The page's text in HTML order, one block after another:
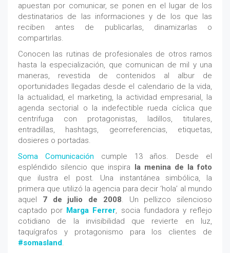
apuestan por comunicar, se ponen en el lugar de los
destinatarios de las informaciones y de los que las
reciben antes de publicarlas, dinamizarlas o
compartirlas.
Conocen las rutinas de profesionales de otros ramos
hasta la especialización, que comunican de mil y una
maneras, revestida de contenidos al albur de
oportunidades llegadas desde el calendario de la vida,
la actualidad, el marketing, la actividad empresarial, la
agenda sectorial o la indefectible rueda cíclica que
centrifuga con protagonistas, ladillos, titulares,
entradillas, hashtags, georreferencias, etiquetas,
dosieres o portadas.
Soma Comunicación cumple 13 años. Desde el
espléndido silencio que inspira la menina de la foto
que ilustra el post. Una instantánea simbólica, la
primera que utilizó la agencia para decir ‘hola’ al mundo
aquel 7 de julio de 2008. Un pellizco silencioso
captado por Marga Ferrer, socia fundadora y reflejo
cotidiano de la invisibilidad que revierte en luz,
taquígrafos y protagonismo para los clientes de
#somasland.